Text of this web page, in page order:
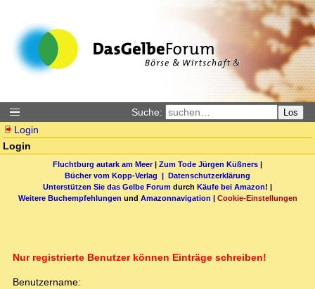
Suche: Los
Login
Login
Fluchtburg autark am Meer| Zum Tode Jürgen Küßners |
Bücher vom Kopp-Verlag | Datenschutzerklärung
Unterstützen Sie das Gelbe Forum durch Käufe bei Amazon! |
Weitere Buchempfehlungen und Amazonnavigation | Cookie-Einstellungen
Nur registrierte Benutzer können Einträge schreiben!
Benutzername: